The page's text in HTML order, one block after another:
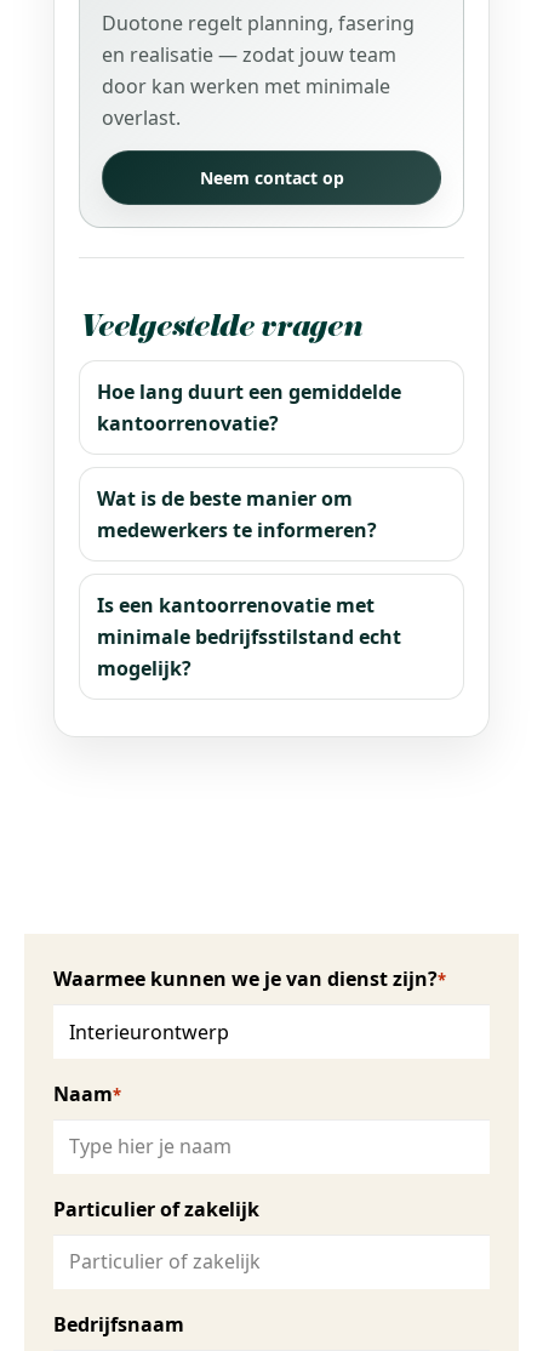
Duotone regelt planning, fasering
en realisatie — zodat jouw team
door kan werken met minimale
overlast.
Neem contact op
Veelgestelde vragen
Hoe lang duurt een gemiddelde
kantoorrenovatie?
Wat is de beste manier om
medewerkers te informeren?
Is een kantoorrenovatie met
minimale bedrijfsstilstand echt
mogelijk?
Waarmee kunnen we je van dienst zijn?*
Naam*
Particulier of zakelijk
Bedrijfsnaam